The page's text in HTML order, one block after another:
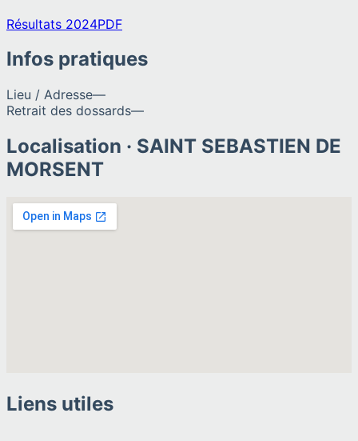
Résultats 2024PDF
Infos pratiques
Lieu / Adresse—
Retrait des dossards—
Localisation · SAINT SEBASTIEN DE
MORSENT
Liens utiles